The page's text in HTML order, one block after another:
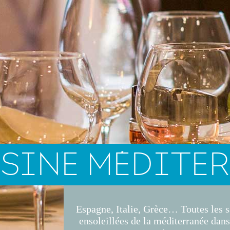
Espagne, Italie, Grèce… Toutes les
ensoleillées de la méditerranée